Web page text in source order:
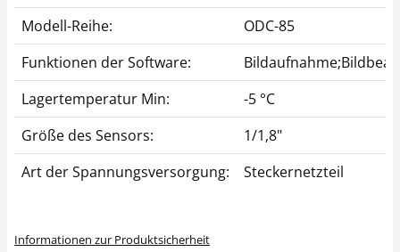
Modell-Reihe:
ODC-85
Funktionen der Software:
Lagertemperatur Min:
-5 °C
Größe des Sensors:
1/1,8"
Art der Spannungsversorgung:
Steckernetzteil
Informationen zur Produktsicherheit